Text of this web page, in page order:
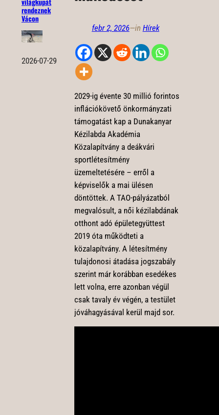
rendeznek
Vácon
2026-07-29
febr 2, 2026—in Hírek
2029-ig évente 30 millió forintos
inflációkövető önkormányzati
támogatást kap a Dunakanyar
Kézilabda Akadémia
Közalapítvány a deákvári
sportlétesítmény
üzemeltetésére – erről a
képviselők a mai ülésen
döntöttek. A TAO-pályázatból
megvalósult, a női kézilabdának
otthont adó épületegyüttest
2019 óta működteti a
közalapítvány. A létesítmény
tulajdonosi átadása jogszabály
szerint már korábban esedékes
lett volna, erre azonban végül
csak tavaly év végén, a testület
jóváhagyásával kerül majd sor.